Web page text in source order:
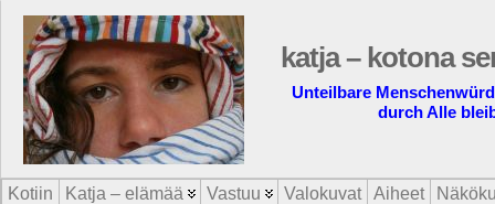
katja – kotona
Unteilbare
durch Alle
Kotiin Katja – elämää Vastuu Valokuvat Aiheet